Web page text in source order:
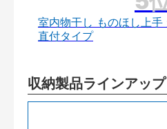
室内物干し ものほし上
直付タイプ
収納製品ラインアップ